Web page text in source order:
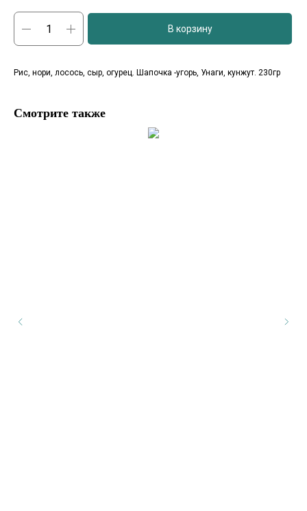
В корзину
Рис, нори, лосось, сыр, огурец. Шапочка -угорь, Унаги, кунжут. 230гр
Смотрите также